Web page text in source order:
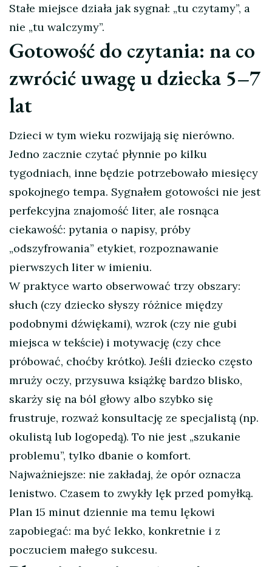
Stałe miejsce działa jak sygnał: „tu czytamy”, a
nie „tu walczymy”.
Gotowość do czytania: na co
zwrócić uwagę u dziecka 5–7
lat
Dzieci w tym wieku rozwijają się nierówno.
Jedno zacznie czytać płynnie po kilku
tygodniach, inne będzie potrzebowało miesięcy
spokojnego tempa. Sygnałem gotowości nie jest
perfekcyjna znajomość liter, ale rosnąca
ciekawość: pytania o napisy, próby
„odszyfrowania” etykiet, rozpoznawanie
pierwszych liter w imieniu.
W praktyce warto obserwować trzy obszary:
słuch (czy dziecko słyszy różnice między
podobnymi dźwiękami), wzrok (czy nie gubi
miejsca w tekście) i motywację (czy chce
próbować, choćby krótko). Jeśli dziecko często
mruży oczy, przysuwa książkę bardzo blisko,
skarży się na ból głowy albo szybko się
frustruje, rozważ konsultację ze specjalistą (np.
okulistą lub logopedą). To nie jest „szukanie
problemu”, tylko dbanie o komfort.
Najważniejsze: nie zakładaj, że opór oznacza
lenistwo. Czasem to zwykły lęk przed pomyłką.
Plan 15 minut dziennie ma temu lękowi
zapobiegać: ma być lekko, konkretnie i z
poczuciem małego sukcesu.